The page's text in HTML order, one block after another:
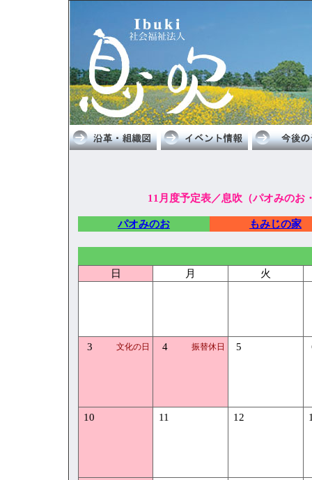
11月度予定表／息吹（パオみのお
パオみのお もみじの家
日 月 火
3 文化の日 4 振替休日 5
10 11 12